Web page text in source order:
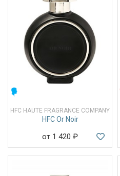
HFC HAUTE FRAGRANCE COMPANY
HFC Or Noir
от 1 420 ₽